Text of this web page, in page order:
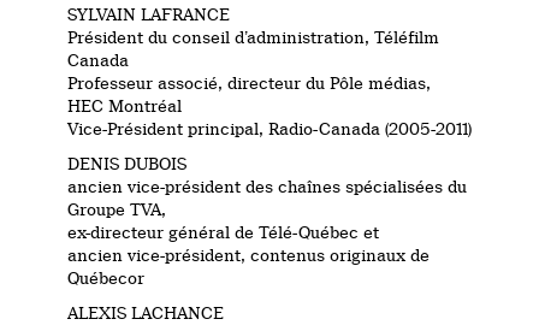
SYLVAIN LAFRANCE
Président du conseil d’administration, Téléfilm
Canada
Professeur associé, directeur du Pôle médias,
HEC Montréal
Vice-Président principal, Radio-Canada (2005-2011)
DENIS DUBOIS
ancien vice-président des chaînes spécialisées du
Groupe TVA,
ex-directeur général de Télé-Québec et
ancien vice-président, contenus originaux de
Québecor
ALEXIS LACHANCE